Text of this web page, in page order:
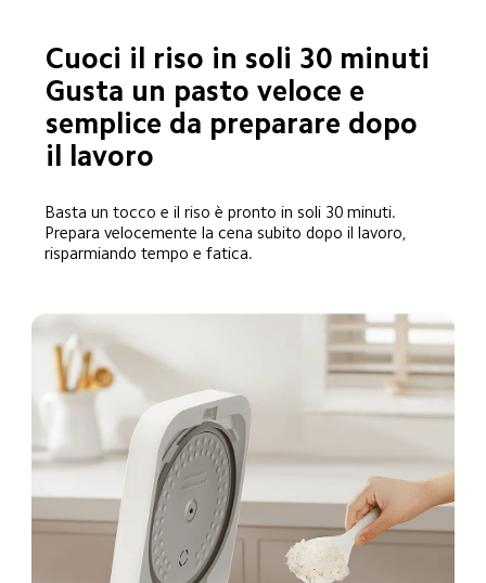
Cuoci il riso in soli 30 minuti
Gusta un pasto veloce e
semplice da preparare dopo
il lavoro
Basta un tocco e il riso è pronto in soli 30 minuti.
Prepara velocemente la cena subito dopo il lavoro,
risparmiando tempo e fatica.